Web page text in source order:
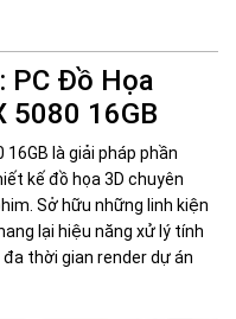
PC Đồ Họa
5080 16GB
16GB là giải pháp phần
kế đồ họa 3D chuyên
Sở hữu những linh kiện
lại hiệu năng xử lý tính
thời gian render dự án